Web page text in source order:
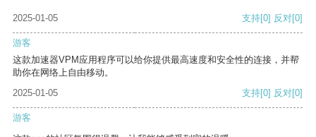
2025-01-05 支持[0] 反对[0]
游客
这款加速器VPM应用程序可以给你提供最高速度和安全性的连接，并帮
助你在网络上自由移动。
2025-01-05
支持[0] 反对[0]
游客